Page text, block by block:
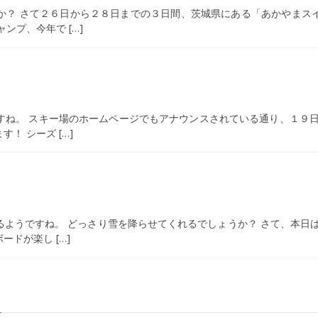
さて２６日から２８日までの３日間、茨城県にある「あかやま
ンプ、今年で […]
。 スキー場のホームページでもアナウンスされている通り、１９
す！ シーズ […]
うですね。 どっさり雪を降らせてくれるでしょうか？ さて、本
ードが楽し […]